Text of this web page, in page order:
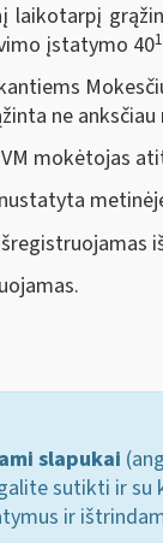
laikotarpį
įstatymo 401
ne
mokėtojas
slapukai
sutikti ir
ir